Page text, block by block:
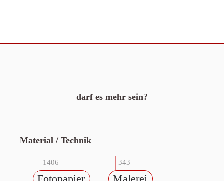
darf es mehr sein?
Material / Technik
1406 343